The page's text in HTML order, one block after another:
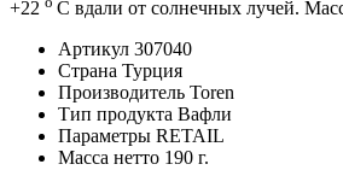
+22
С вдали от солнечных лучей.
Артикул 307040
Страна Турция
Производитель Toren
Тип продукта Вафли
Параметры RETAIL
Масса нетто 190 г.